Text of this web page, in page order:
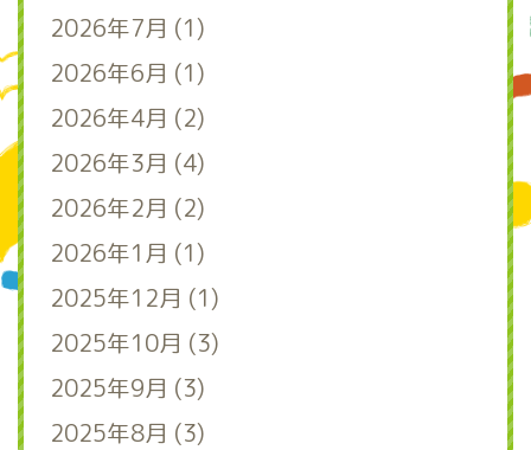
2026年7月 (1)
2026年6月 (1)
2026年4月 (2)
2026年3月 (4)
2026年2月 (2)
2026年1月 (1)
2025年12月 (1)
2025年10月 (3)
2025年9月 (3)
2025年8月 (3)